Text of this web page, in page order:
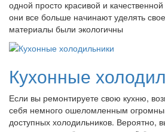
одной просто красивой и
они все больше начинают уделять
материалы были экологичны
Кухонные
Если вы ремонтируете свою кухню,
себя немного ошеломленным
доступных холодильников. Вероятно,